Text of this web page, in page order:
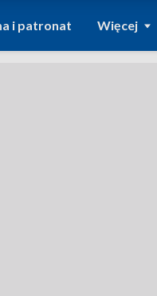
i patronat Więcej